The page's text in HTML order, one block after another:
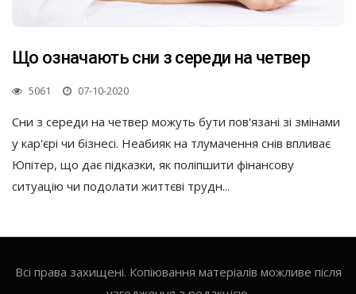
Що означають сни з середи на четвер
5061 07-10-2020
Сни з середи на четвер можуть бути пов'язані зі змінами
у кар'єрі чи бізнесі. Неабияк на тлумачення снів впливає
Юпітер, що дає підказки, як поліпшити фінансову
ситуацію чи подолати життєві трудн...
Всі права захищені. Копіювання матеріалів можливе після